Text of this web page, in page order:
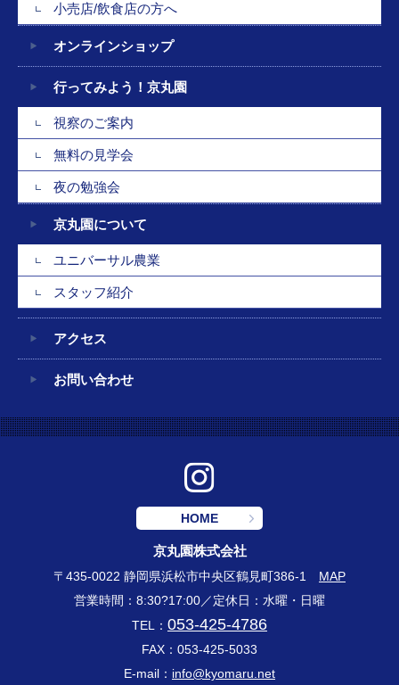
小売店/飲食店の方へ
オンラインショップ
行ってみよう！京丸園
視察のご案内
無料の見学会
夜の勉強会
京丸園について
ユニバーサル農業
スタッフ紹介
アクセス
お問い合わせ
HOME
京丸園株式会社
〒435-0022 静岡県浜松市中央区鶴見町386-1
MAP
営業時間：8:30?17:00／定休日：水曜・日曜
TEL： 053-425-4786
FAX：053-425-5033
E-mail： info@kyomaru.net